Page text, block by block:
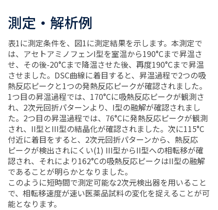
測定・解析例
表1に測定条件を、図1に測定結果を示します。本測定で
は、アセトアミノフェンI型を室温から190°Cまで昇温さ
せ、その後-20°Cまで降温させた後、再度190°Cまで昇温
させました。DSC曲線に着目すると、昇温過程で2つの吸
熱反応ピークと1つの発熱反応ピークが確認されました。
1つ目の昇温過程では、170°Cに吸熱反応ピークが観測さ
れ、2次元回折パターンより、I型の融解が確認されまし
た。2つ目の昇温過程では、76°Cに発熱反応ピークが観測
され、II型とIII型の結晶化が確認されました。次に115°C
付近に着目をすると、2次元回折パターンから、熱反応
ピークが検出されにくい(1) III型からII型への相転移が確
認され、それにより162°Cの吸熱反応ピークはII型の融解
であることが明らかとなりました。
このように短時間で測定可能な2次元検出器を用いること
で、相転移速度が速い医薬品試料の変化を捉えることが可
能となります。